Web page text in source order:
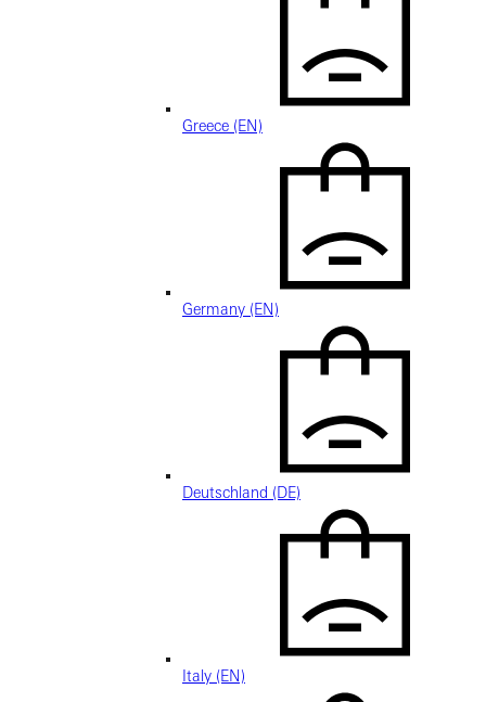
Greece (EN)
Germany (EN)
Deutschland (DE)
Italy (EN)